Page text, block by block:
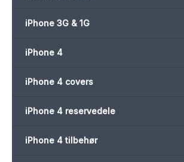
iPhone 3G & 1G
iPhone 4
iPhone 4 covers
iPhone 4 reservedele
iPhone 4 tilbehør